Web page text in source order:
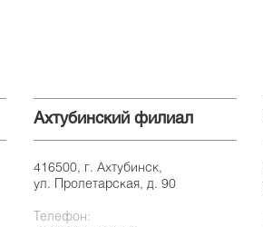
Ахтубинский филиал
416500, г. Ахтубинск,
ул. Пролетарская, д. 90
Телефон: